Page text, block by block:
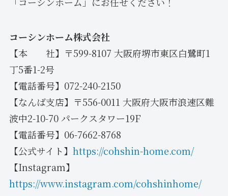
コーシンホーム株式会社
【本 社】〒599-8107 大阪府堺市東区白鷺町1
丁5番1-2号
【電話番号】072-240-2150
【なんば支店】〒556-0011 大阪府大阪市浪速区難
波中2-10-70 パークスタワー19F
【電話番号】06-7662-8768
【公式サイト】 https://cohshin-home.com/
【Instagram】
https://www.instagram.com/cohshinhome/